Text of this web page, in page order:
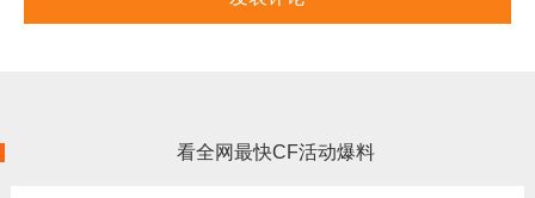
看全网最快CF活动爆料